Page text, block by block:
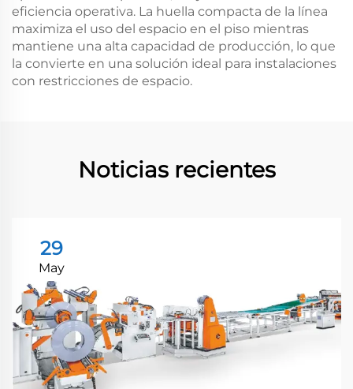
eficiencia operativa. La huella compacta de la línea
maximiza el uso del espacio en el piso mientras
mantiene una alta capacidad de producción, lo que
la convierte en una solución ideal para instalaciones
con restricciones de espacio.
Noticias recientes
29
May